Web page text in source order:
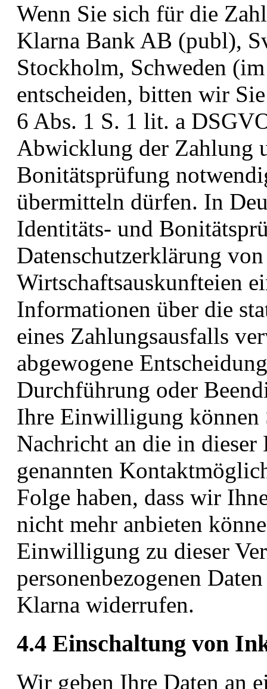
Wenn Sie sich für die
Klarna Bank AB (publ),
Stockholm, Schweden
entscheiden, bitten wir
6 Abs. 1 S. 1 lit. a
Abwicklung der Zahlung
Bonitätsprüfung
übermitteln dürfen. In
Identitäts- und
Datenschutzerklärung
Wirtschaftsauskunfteien
Informationen über die
eines Zahlungsausfalls
abgewogene
Durchführung oder
Ihre Einwilligung können
Nachricht an die in dieser
genannten
Folge haben, dass wir
nicht mehr anbieten
Einwilligung zu dieser
personenbezogenen
Klarna widerrufen.
4.4 Einschaltung von
Wir geben Ihre Daten an